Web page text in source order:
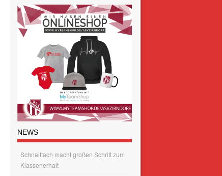
NEWS
Schnaittach macht großen Schritt zum
Klassenerhalt